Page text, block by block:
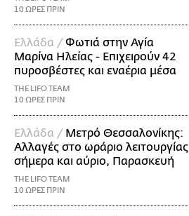
10 ΩΡΕΣ ΠΡΙΝ
Ελλάδα /Φωτιά στην Αγία
Μαρίνα Ηλείας - Επιχειρούν 42
πυροσβέστες και εναέρια μέσα
THE LIFO TEAM
10 ΩΡΕΣ ΠΡΙΝ
Ελλάδα / Μετρό Θεσσαλονίκης:
Αλλαγές στο ωράριο λειτουργίας
σήμερα και αύριο, Παρασκευή
THE LIFO TEAM
10 ΩΡΕΣ ΠΡΙΝ